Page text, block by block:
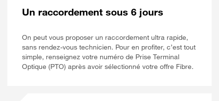
Un raccordement sous 6 jours
On peut vous proposer un raccordement ultra rapide,
sans rendez-vous technicien. Pour en profiter, c’est tout
simple, renseignez votre numéro de Prise Terminal
Optique (PTO) après avoir sélectionné votre offre Fibre.